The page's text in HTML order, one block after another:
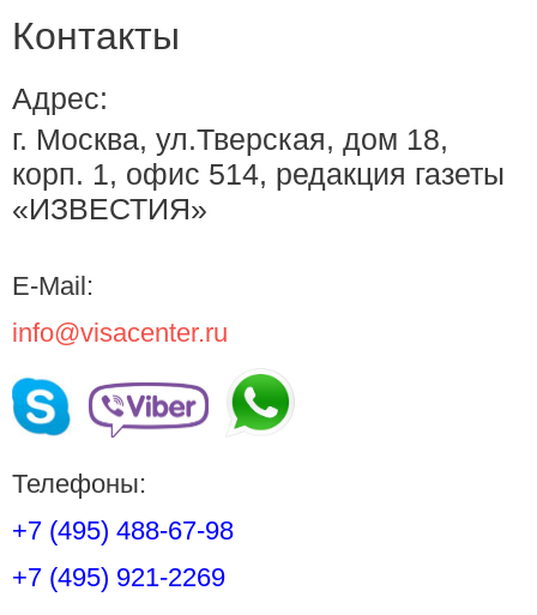
Контакты
Адрес:
г. Москва, ул.Тверская, дом 18,
корп. 1, офис 514, редакция газеты
«ИЗВЕСТИЯ»
E-Mail:
info@visacenter.ru
Телефоны:
+7 (495) 488-67-98
+7 (495) 921-2269